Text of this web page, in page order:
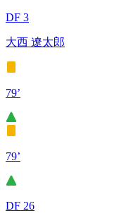
DF 3
大西 遼太郎
79’
79’
DF 26